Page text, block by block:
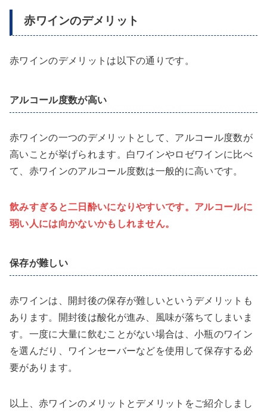
赤ワインのデメリット
赤ワインのデメリットは以下の通りです。
アルコール度数が高い
赤ワインの一つのデメリットとして、アルコール度数が
高いことが挙げられます。白ワインやロゼワインに比べ
て、赤ワインのアルコール度数は一般的に高いです。
飲みすぎると二日酔いになりやすいです。アルコールに
弱い人には向かないかもしれません。
保存が難しい
赤ワインは、開封後の保存が難しいというデメリットも
あります。開封後は酸化が進み、風味が落ちてしまいま
す。一度に大量に飲むことがない場合は、小瓶のワイン
を選んだり、ワインセーバーなどを使用して保存する必
要があります。
以上、赤ワインのメリットとデメリットをご紹介しまし